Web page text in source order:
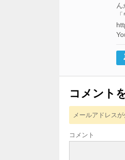
コメント
メールアドレス
コメント